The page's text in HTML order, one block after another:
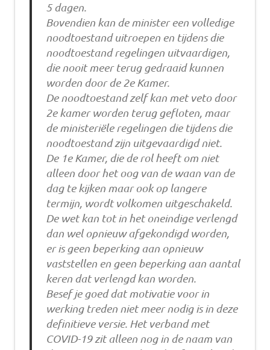
5 dagen.
Bovendien kan de minister een volledige
noodtoestand uitroepen en tijdens die
noodtoestand regelingen uitvaardigen,
die nooit meer terug gedraaid kunnen
worden door de 2e Kamer.
De noodtoestand zelf kan met veto door
2e kamer worden terug gefloten, maar
de ministeriële regelingen die tijdens die
noodtoestand zijn uitgevaardigd niet.
De 1e Kamer, die de rol heeft om niet
alleen door het oog van de waan van de
dag te kijken maar ook op langere
termijn, wordt volkomen uitgeschakeld.
De wet kan tot in het oneindige verlengd
dan wel opnieuw afgekondigd worden,
er is geen beperking aan opnieuw
vaststellen en geen beperking aan aantal
keren dat verlengd kan worden.
Besef je goed dat motivatie voor in
werking treden niet meer nodig is in deze
definitieve versie. Het verband met
COVID-19 zit alleen nog in de naam van